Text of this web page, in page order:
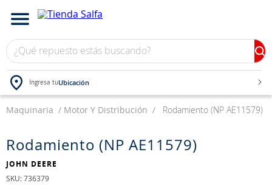
¿Qué repuesto estás buscando?
Ingresa tuUbicación
Maquinaria Motor Y Distribución Rodamiento (NP AE11579)
Rodamiento (NP AE11579)
JOHN DEERE
: 736379
TÉRMINOS MÁS BUSCADOS
2.
neumáticos
3 .
westlake